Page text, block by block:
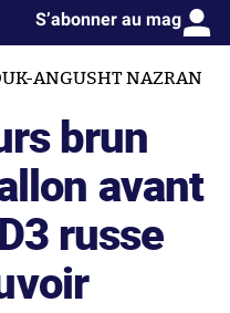
S’abonner au mag
ANGUSHT NAZRAN
brun
avant
russe